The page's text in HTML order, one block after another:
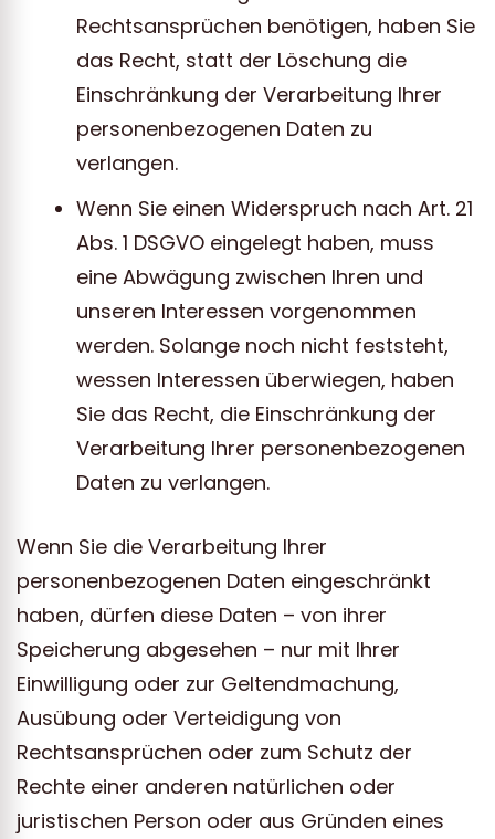
Rechtsansprüchen benötigen, haben Sie
das Recht, statt der Löschung die
Einschränkung der Verarbeitung Ihrer
personenbezogenen Daten zu
verlangen.
Wenn Sie einen Widerspruch nach Art. 21
Abs. 1 DSGVO eingelegt haben, muss
eine Abwägung zwischen Ihren und
unseren Interessen vorgenommen
werden. Solange noch nicht feststeht,
wessen Interessen überwiegen, haben
Sie das Recht, die Einschränkung der
Verarbeitung Ihrer personenbezogenen
Daten zu verlangen.
Wenn Sie die Verarbeitung Ihrer
personenbezogenen Daten eingeschränkt
haben, dürfen diese Daten – von ihrer
Speicherung abgesehen – nur mit Ihrer
Einwilligung oder zur Geltendmachung,
Ausübung oder Verteidigung von
Rechtsansprüchen oder zum Schutz der
Rechte einer anderen natürlichen oder
juristischen Person oder aus Gründen eines